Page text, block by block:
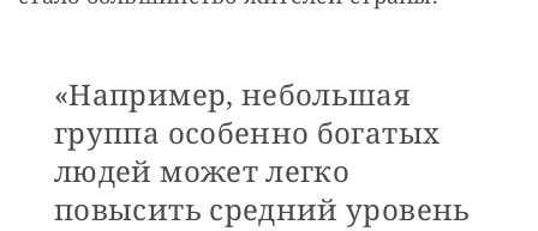
«Например, небольшая
группа особенно богатых
людей может легко
повысить средний уровень